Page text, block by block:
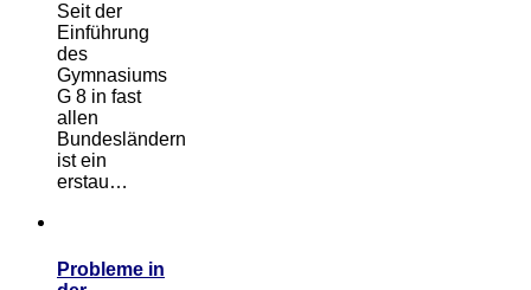
Seit der
Einführung
des
Gymnasiums
G 8 in fast
allen
Bundesländern
ist ein
erstau…
Probleme in